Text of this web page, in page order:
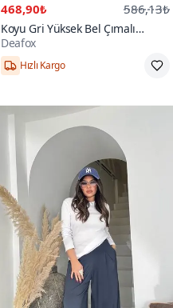
468,90₺ 586,13₺
Koyu Gri Yüksek Bel Çımalı
Fermuarlı Ve Düğmeli Krep
Kumaş Pantolon
Deafox
Hızlı Kargo